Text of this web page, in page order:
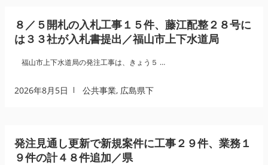
８／５開札の入札工事１５件、藤江配整２８号に
は３３社が入札書提出／福山市上下水道局
福山市上下水道局の発注工事は、きょう５ …
2026年8月5日 公共事業, 広島県下
発注見通し更新で新規案件に工事２９件、業務１
９件の計４８件追加／県